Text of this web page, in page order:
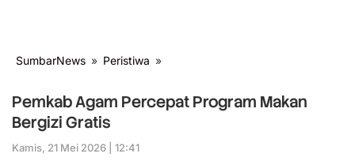
SumbarNews » Peristiwa »
Percepat
Program
Pemkab Agam Percepat Program Makan
Bergizi Gratis
Kamis, 21 Mei 2026 | 12:41